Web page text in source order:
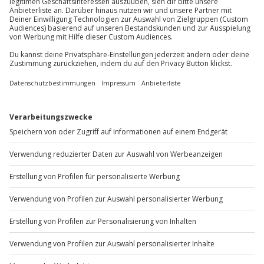
Du möchtest als Firma bestellen?
+49 89 / 60 60 89 700
b2b@jochen-schweizer.de
www.b2b.jochen-schweizer.de/
Artikelnummer:19497
Andere Produkte entdecken